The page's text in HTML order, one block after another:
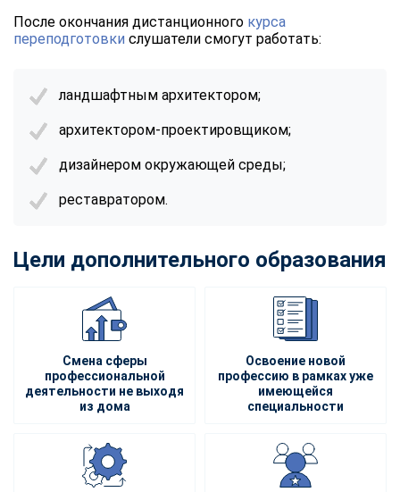
После окончания дистанционного курса
переподготовки слушатели смогут работать:
ландшафтным архитектором;
архитектором-проектировщиком;
дизайнером окружающей среды;
реставратором.
Цели дополнительного образования
Смена сферы
профессиональной
деятельности не выходя
из дома
Освоение новой
профессию в рамках уже
имеющейся
специальности